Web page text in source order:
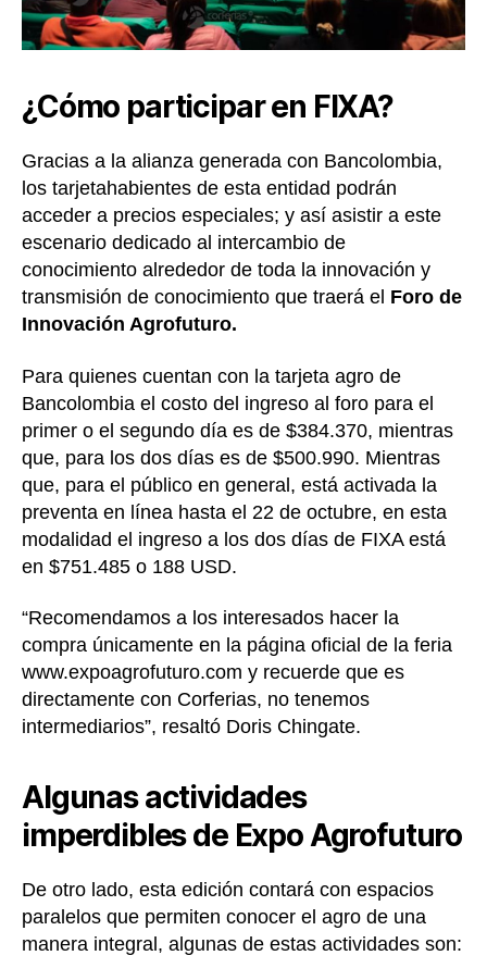
¿Cómo participar en FIXA?
Gracias a la alianza generada con Bancolombia,
los tarjetahabientes de esta entidad podrán
acceder a precios especiales; y así asistir a este
escenario dedicado al intercambio de
conocimiento alrededor de toda la innovación y
transmisión de conocimiento que traerá el Foro de
Innovación Agrofuturo.
Para quienes cuentan con la tarjeta agro de
Bancolombia el costo del ingreso al foro para el
primer o el segundo día es de $384.370, mientras
que, para los dos días es de $500.990. Mientras
que, para el público en general, está activada la
preventa en línea hasta el 22 de octubre, en esta
modalidad el ingreso a los dos días de FIXA está
en $751.485 o 188 USD.
“Recomendamos a los interesados hacer la
compra únicamente en la página oficial de la feria
www.expoagrofuturo.com y recuerde que es
directamente con Corferias, no tenemos
intermediarios”, resaltó Doris Chingate.
Algunas actividades
imperdibles de Expo Agrofuturo
De otro lado, esta edición contará con espacios
paralelos que permiten conocer el agro de una
manera integral, algunas de estas actividades son: